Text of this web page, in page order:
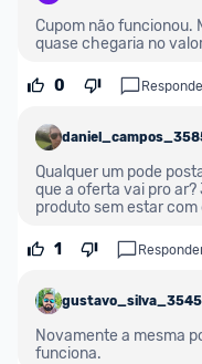
Cupom não funcionou.
quase chegaria no
0
Qualquer um pode
que a oferta vai pro ar?
produto sem estar
1
Novamente a mesma
funciona.